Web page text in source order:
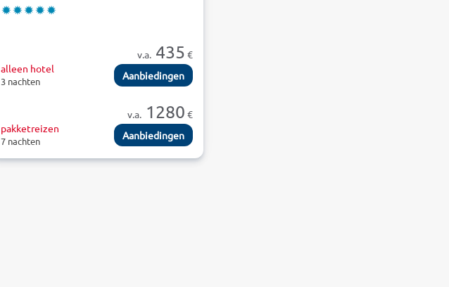
v.a. 435 €
alleen hotel
3 nachten Aanbiedingen
v.a. 1280 €
pakketreizen
7 nachten Aanbiedingen